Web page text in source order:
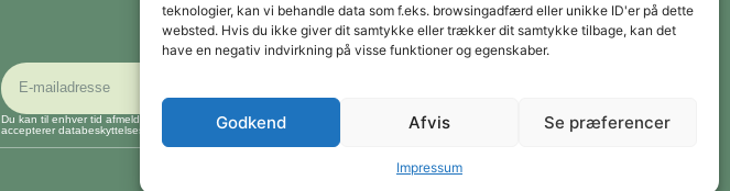
teknologier, kan vi behandle data som f.eks. browsingadfærd eller unikke ID'er på dette
websted. Hvis du ikke giver dit samtykke eller trækker dit samtykke tilbage, kan det
have en negativ indvirkning på visse funktioner og egenskaber.
Godkend Afvis Se præferencer
Impressum
Du kan til enhver tid afmelde dig ved at bruge linket i vores nyhedsbrev. Jeg accepterer at modtage dine nyhedsbreve og
accepterer databeskyttelseserklæringen.